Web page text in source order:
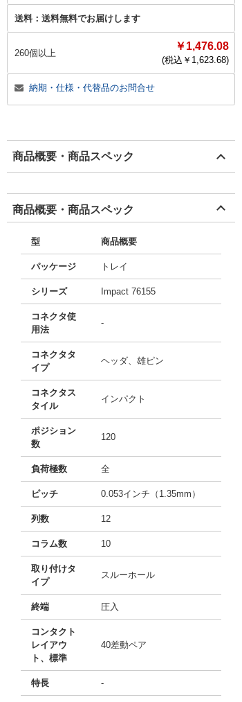
送料： 送料無料でお届けします
260個以上
￥1,476.08
(税込￥ 1,623.68)
納期・仕様・代替品のお問合せ
商品概要・商品スペック
商品概要・商品スペック
型 商品概要
パッケージ トレイ
シリーズ Impact 76155
コネクタ使
用法
-
コネクタタ
イプ
ヘッダ、雄ピン
コネクタス
タイル
インパクト
ポジション
数
120
負荷極数 全
ピッチ 0.053インチ（1.35mm）
列数 12
コラム数 10
取り付けタ
イプ
スルーホール
終端 圧入
コンタクト
レイアウ
ト、標準
40差動ペア
特長 -